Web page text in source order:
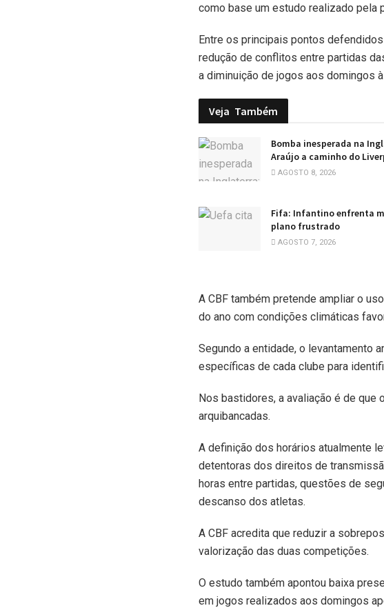
como base um estudo realizado pela
Entre os principais pontos
redução de conflitos entre partidas
a diminuição de jogos aos domingos
Veja Também
Bomba inesperada na
Araújo a caminho do
AGOSTO 8, 2026
Fifa: Infantino enfrenta
plano frustrado
AGOSTO 7, 2026
A CBF também pretende ampliar o
do ano com condições climáticas
Segundo a entidade, o levantamento
específicas de cada clube para
Nos bastidores, a avaliação é de que
arquibancadas.
A definição dos horários atualmente
detentoras dos direitos de
horas entre partidas, questões de
descanso dos atletas.
A CBF acredita que reduzir a
valorização das duas competições.
O estudo também apontou baixa
em jogos realizados aos domingos